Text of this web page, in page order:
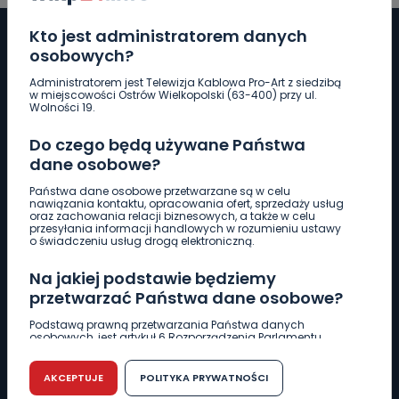
Kto jest administratorem danych
osobowych?
Administratorem jest Telewizja Kablowa Pro-Art z siedzibą
w miejscowości Ostrów Wielkopolski (63-400) przy ul.
Wolności 19.
Do czego będą używane Państwa
dane osobowe?
Państwa dane osobowe przetwarzane są w celu
nawiązania kontaktu, opracowania ofert, sprzedaży usług
oraz zachowania relacji biznesowych, a także w celu
przesyłania informacji handlowych w rozumieniu ustawy
o świadczeniu usług drogą elektroniczną.
Na jakiej podstawie będziemy
przetwarzać Państwa dane osobowe?
Podstawą prawną przetwarzania Państwa danych
osobowych, jest artykuł 6 Rozporządzenia Parlamentu
r. w sprawie ochrony osób fizycznych w związku z
przetwarzaniem danych osobowych w sprawie
swobodnego przepływu takich danych oraz uchylenia
AKCEPTUJE POLITYKA PRYWATNOŚCI
Pobierz logotyp
LINIA INTERWENCYJNA
661 997 997
REDAKCJA
62 735 22 22redakcja@wlkp24.info
DZIAŁ REKLAMY
62 735 01 85 reklama@wlkp24.info
WIADOMOŚCI